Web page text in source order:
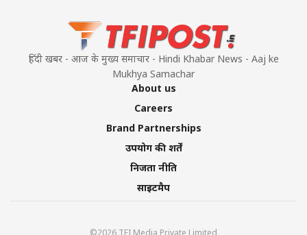
हिंदी खबर - आज के मुख्य समाचार - Hindi Khabar News - Aaj ke
Mukhya Samachar
About us
Careers
Brand Partnerships
उपयोग की शर्तें
निजता नीति
साइटमैप